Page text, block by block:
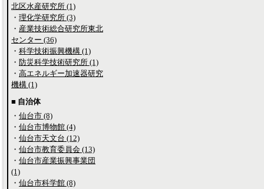
北区水産研究所 (1)
・ 理化学研究所 (3)
・ 産業技術総合研究所東北
センター (36)
・ 科学技術振興機構 (1)
・ 防災科学技術研究所 (1)
・ 高エネルギー加速器研究
機構 (1)
■ 自治体
・ 仙台市 (8)
・ 仙台市博物館 (4)
・ 仙台市天文台 (12)
・ 仙台市教育委員会 (13)
・ 仙台市産業振興事業団
(1)
・ 仙台市科学館 (8)